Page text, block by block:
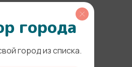
города
город из списка.